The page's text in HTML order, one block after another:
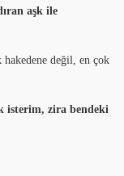
aşk ile
değil, en çok
isterim, zira bendeki